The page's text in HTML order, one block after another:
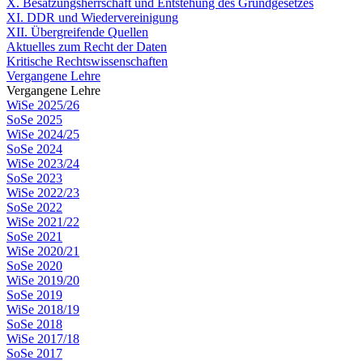
X. Besatzungsherrschaft und Entstehung des Grundgesetzes
XI. DDR und Wiedervereinigung
XII. Übergreifende Quellen
Aktuelles zum Recht der Daten
Kritische Rechtswissenschaften
Vergangene Lehre
Vergangene Lehre
WiSe 2025/26
SoSe 2025
WiSe 2024/25
SoSe 2024
WiSe 2023/24
SoSe 2023
WiSe 2022/23
SoSe 2022
WiSe 2021/22
SoSe 2021
WiSe 2020/21
SoSe 2020
WiSe 2019/20
SoSe 2019
WiSe 2018/19
SoSe 2018
WiSe 2017/18
SoSe 2017